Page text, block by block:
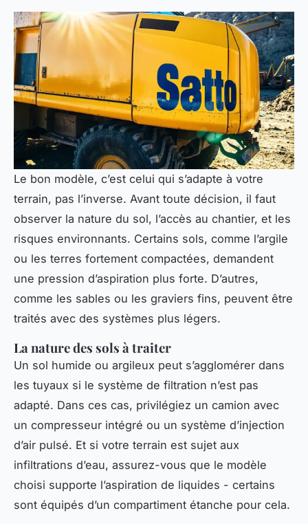
Le bon modèle, c’est celui qui s’adapte à votre
terrain, pas l’inverse. Avant toute décision, il faut
observer la nature du sol, l’accès au chantier, et les
risques environnants. Certains sols, comme l’argile
ou les terres fortement compactées, demandent
une pression d’aspiration plus forte. D’autres,
comme les sables ou les graviers fins, peuvent être
traités avec des systèmes plus légers.
La nature des sols à traiter
Un sol humide ou argileux peut s’agglomérer dans
les tuyaux si le système de filtration n’est pas
adapté. Dans ces cas, privilégiez un camion avec
un compresseur intégré ou un système d’injection
d’air pulsé. Et si votre terrain est sujet aux
infiltrations d’eau, assurez-vous que le modèle
choisi supporte l’aspiration de liquides - certains
sont équipés d’un compartiment étanche pour cela.